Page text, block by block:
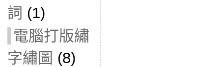
詞 (1)
電腦打版繡
字繡圖 (8)